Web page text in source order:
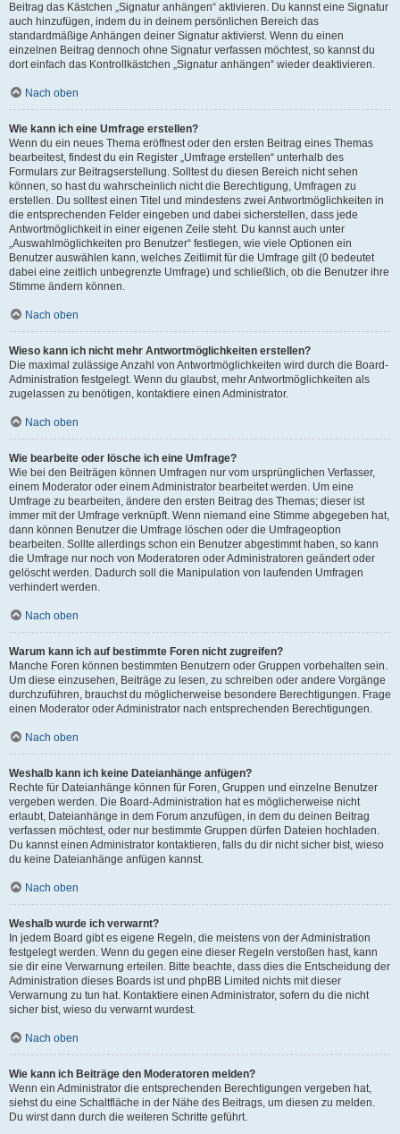
Beitrag das Kästchen „Signatur anhängen“ aktivieren. Du kannst eine Signatur
auch hinzufügen, indem du in deinem persönlichen Bereich das
standardmäßige Anhängen deiner Signatur aktivierst. Wenn du einen
einzelnen Beitrag dennoch ohne Signatur verfassen möchtest, so kannst du
dort einfach das Kontrollkästchen „Signatur anhängen“ wieder deaktivieren.
Nach oben
Wie kann ich eine Umfrage erstellen?
Wenn du ein neues Thema eröffnest oder den ersten Beitrag eines Themas
bearbeitest, findest du ein Register „Umfrage erstellen“ unterhalb des
Formulars zur Beitragserstellung. Solltest du diesen Bereich nicht sehen
können, so hast du wahrscheinlich nicht die Berechtigung, Umfragen zu
erstellen. Du solltest einen Titel und mindestens zwei Antwortmöglichkeiten in
die entsprechenden Felder eingeben und dabei sicherstellen, dass jede
Antwortmöglichkeit in einer eigenen Zeile steht. Du kannst auch unter
„Auswahlmöglichkeiten pro Benutzer“ festlegen, wie viele Optionen ein
Benutzer auswählen kann, welches Zeitlimit für die Umfrage gilt (0 bedeutet
dabei eine zeitlich unbegrenzte Umfrage) und schließlich, ob die Benutzer ihre
Stimme ändern können.
Nach oben
Wieso kann ich nicht mehr Antwortmöglichkeiten erstellen?
Die maximal zulässige Anzahl von Antwortmöglichkeiten wird durch die Board-
Administration festgelegt. Wenn du glaubst, mehr Antwortmöglichkeiten als
zugelassen zu benötigen, kontaktiere einen Administrator.
Nach oben
Wie bearbeite oder lösche ich eine Umfrage?
Wie bei den Beiträgen können Umfragen nur vom ursprünglichen Verfasser,
einem Moderator oder einem Administrator bearbeitet werden. Um eine
Umfrage zu bearbeiten, ändere den ersten Beitrag des Themas; dieser ist
immer mit der Umfrage verknüpft. Wenn niemand eine Stimme abgegeben hat,
dann können Benutzer die Umfrage löschen oder die Umfrageoption
bearbeiten. Sollte allerdings schon ein Benutzer abgestimmt haben, so kann
die Umfrage nur noch von Moderatoren oder Administratoren geändert oder
gelöscht werden. Dadurch soll die Manipulation von laufenden Umfragen
verhindert werden.
Nach oben
Warum kann ich auf bestimmte Foren nicht zugreifen?
Manche Foren können bestimmten Benutzern oder Gruppen vorbehalten sein.
Um diese einzusehen, Beiträge zu lesen, zu schreiben oder andere Vorgänge
durchzuführen, brauchst du möglicherweise besondere Berechtigungen. Frage
einen Moderator oder Administrator nach entsprechenden Berechtigungen.
Nach oben
Weshalb kann ich keine Dateianhänge anfügen?
Rechte für Dateianhänge können für Foren, Gruppen und einzelne Benutzer
vergeben werden. Die Board-Administration hat es möglicherweise nicht
erlaubt, Dateianhänge in dem Forum anzufügen, in dem du deinen Beitrag
verfassen möchtest, oder nur bestimmte Gruppen dürfen Dateien hochladen.
Du kannst einen Administrator kontaktieren, falls du dir nicht sicher bist, wieso
du keine Dateianhänge anfügen kannst.
Nach oben
Weshalb wurde ich verwarnt?
In jedem Board gibt es eigene Regeln, die meistens von der Administration
festgelegt werden. Wenn du gegen eine dieser Regeln verstoßen hast, kann
sie dir eine Verwarnung erteilen. Bitte beachte, dass dies die Entscheidung der
Administration dieses Boards ist und phpBB Limited nichts mit dieser
Verwarnung zu tun hat. Kontaktiere einen Administrator, sofern du die nicht
sicher bist, wieso du verwarnt wurdest.
Nach oben
Wie kann ich Beiträge den Moderatoren melden?
Wenn ein Administrator die entsprechenden Berechtigungen vergeben hat,
siehst du eine Schaltfläche in der Nähe des Beitrags, um diesen zu melden.
Du wirst dann durch die weiteren Schritte geführt.